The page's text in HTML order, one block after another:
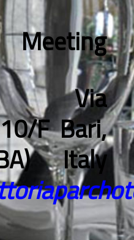
Via
F Bari,
Italy